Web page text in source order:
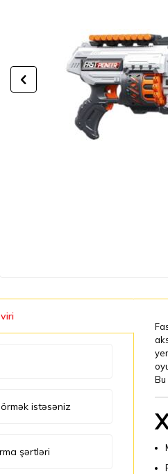
istəsəniz
şərtləri
Bu